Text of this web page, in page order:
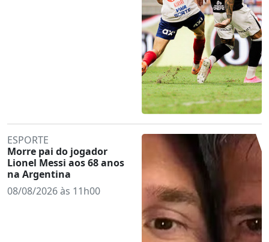
ESPORTE
Morre pai do jogador
Lionel Messi aos 68 anos
na Argentina
08/08/2026 às 11h00